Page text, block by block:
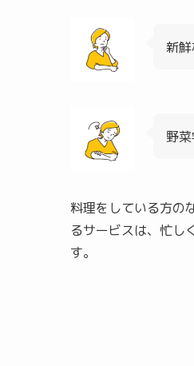
新
野
料理をしている方の
るサービスは、忙し
す。